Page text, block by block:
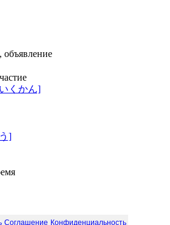
объявление
くかん]
]
Соглашение Конфиденциальность